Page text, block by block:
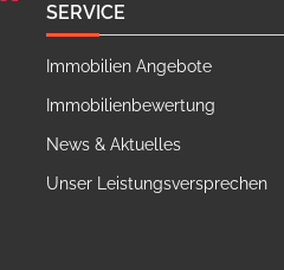
SERVICE
Immobilien Angebote
Immobilienbewertung
News & Aktuelles
Unser Leistungsversprechen